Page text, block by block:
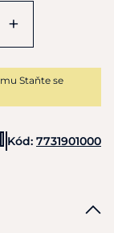
+
Staňte se
Kód: 7731901000